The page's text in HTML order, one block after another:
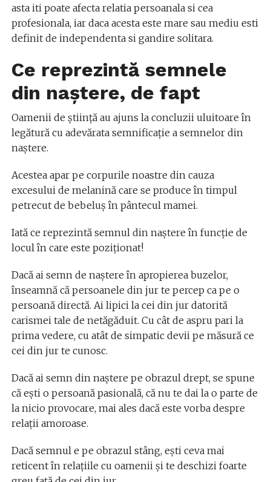
asta iti poate afecta relatia persoanala si cea
profesionala, iar daca acesta este mare sau mediu esti
definit de independenta si gandire solitara.
Ce reprezintă semnele
din naștere, de fapt
Oamenii de știință au ajuns la concluzii uluitoare în
legătură cu adevărata semnificație a semnelor din
naștere.
Acestea apar pe corpurile noastre din cauza
excesului de melanină care se produce în timpul
petrecut de bebeluș în pântecul mamei.
Iată ce reprezintă semnul din naștere în funcție de
locul în care este poziționat!
Dacă ai semn de naștere în apropierea buzelor,
înseamnă că persoanele din jur te percep ca pe o
persoană directă. Ai lipici la cei din jur datorită
carismei tale de netăgăduit. Cu cât de aspru pari la
prima vedere, cu atât de simpatic devii pe măsură ce
cei din jur te cunosc.
Dacă ai semn din naștere pe obrazul drept, se spune
că ești o persoană pasională, că nu te dai la o parte de
la nicio provocare, mai ales dacă este vorba despre
relații amoroase.
Dacă semnul e pe obrazul stâng, ești ceva mai
reticent în relațiile cu oamenii și te deschizi foarte